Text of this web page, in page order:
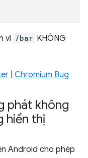
vì /bar KHÔNG
Chromium Bug
phát không
hiển thị
Android cho phép